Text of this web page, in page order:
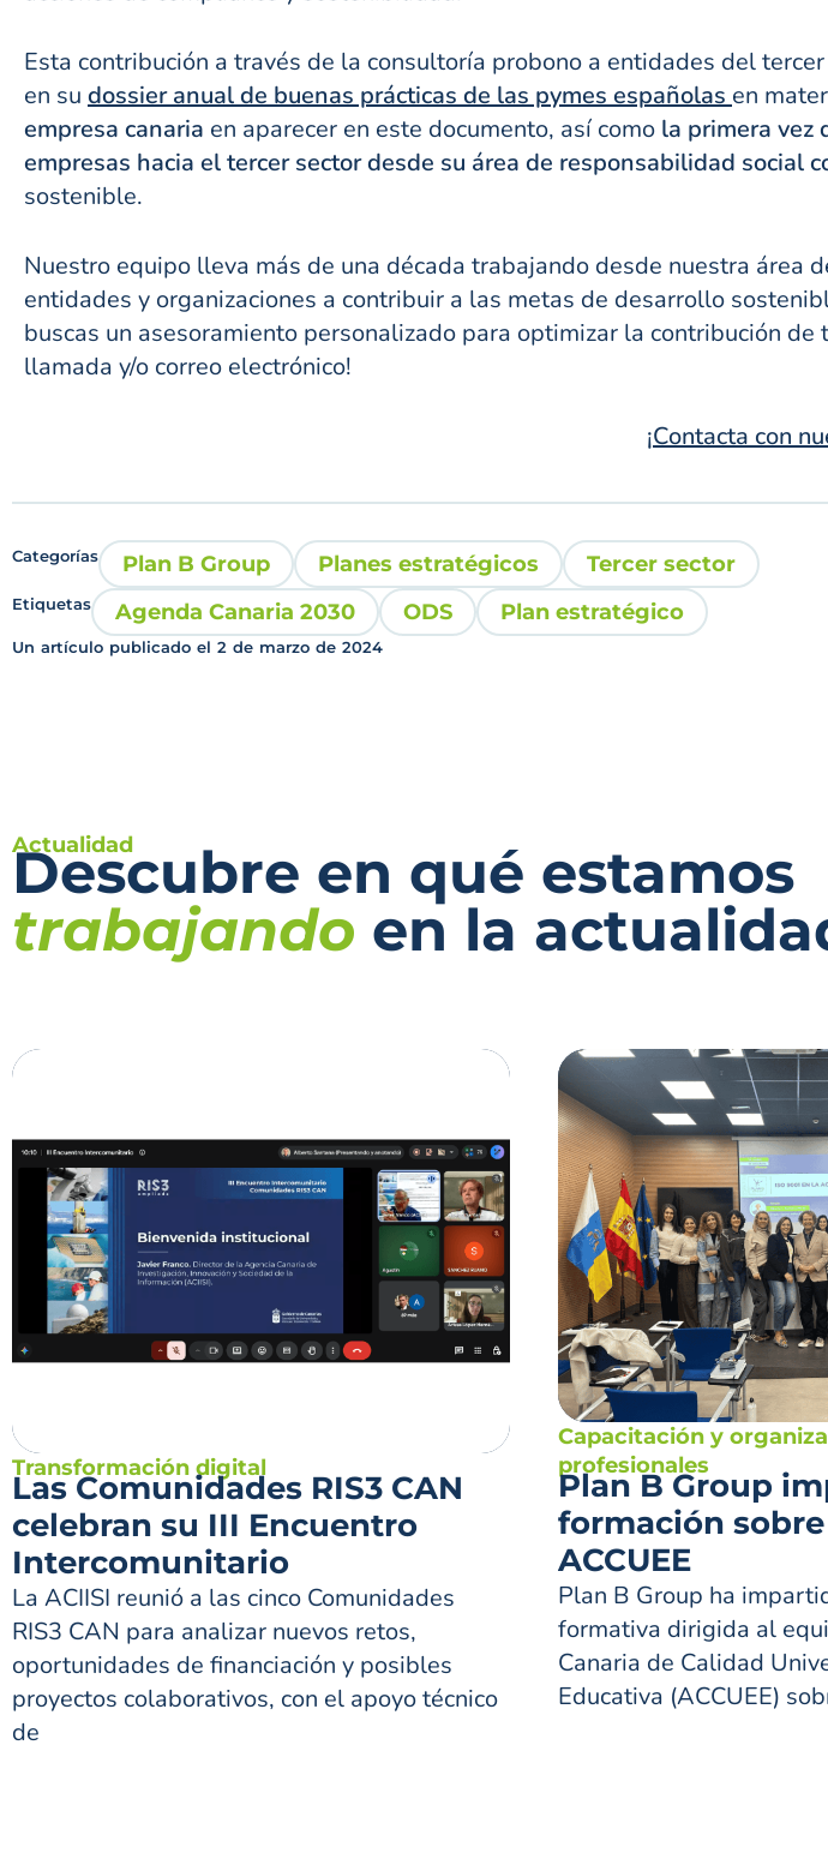
Esta contribución a través de la consultoría probono a entidades del
en su dossier anual de buenas prácticas de las pymes españolas en
empresa canaria en aparecer en este documento, así como la primera vez
empresas hacia el tercer sector desde su área de responsabilidad social
sostenible.
Nuestro equipo lleva más de una década trabajando desde nuestra área
entidades y organizaciones a contribuir a las metas de desarrollo
buscas un asesoramiento personalizado para optimizar la contribución
llamada y/o correo electrónico!
¡Contacta con
Categorías Plan B Group Planes estratégicos Tercer sector
Etiquetas Agenda Canaria 2030 ODS Plan estratégico
Un artículo publicado el 2 de marzo de 2024
Actualidad
Descubre en qué estamos
trabajando en la
Transformación digital
Las Comunidades RIS3 CAN
celebran su III Encuentro
Intercomunitario
La ACIISI reunió a las cinco Comunidades
RIS3 CAN para analizar nuevos retos,
oportunidades de financiación y posibles
proyectos colaborativos, con el apoyo técnico
de
Capacitación y
profesionales
Plan B Group
formación sobre
ACCUEE
Plan B Group ha
formativa dirigida al
Canaria de Calidad
Educativa (ACCUEE)